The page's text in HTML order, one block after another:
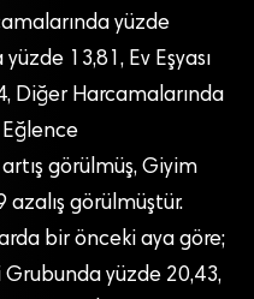
yüzde
13,81, Ev Eşyası
Diğer Harcamalarında
görülmüş, Giyim
görülmüştür.
bir önceki aya göre;
yüzde 20,43,